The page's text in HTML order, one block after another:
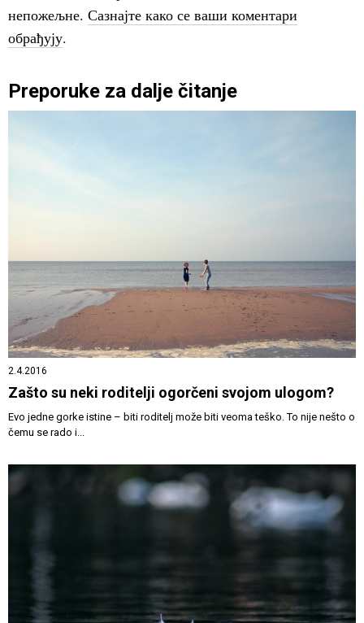
непожељне. Сазнајте како се ваши коментари
обрађују.
Preporuke za dalje čitanje
2.4.2016
Zašto su neki roditelji ogorčeni svojom ulogom?
Evo jedne gorke istine – biti roditelj može biti veoma teško. To nije nešto o
čemu se rado i...